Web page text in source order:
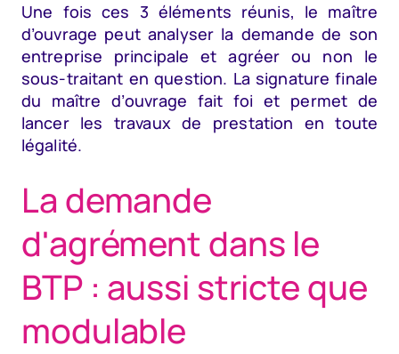
Une fois ces 3 éléments réunis, le maître
d’ouvrage peut analyser la demande de son
entreprise principale et agréer ou non le
sous-traitant en question. La signature finale
du maître d’ouvrage fait foi et permet de
lancer les travaux de prestation en toute
légalité.
La demande
d'agrément dans le
BTP : aussi stricte que
modulable